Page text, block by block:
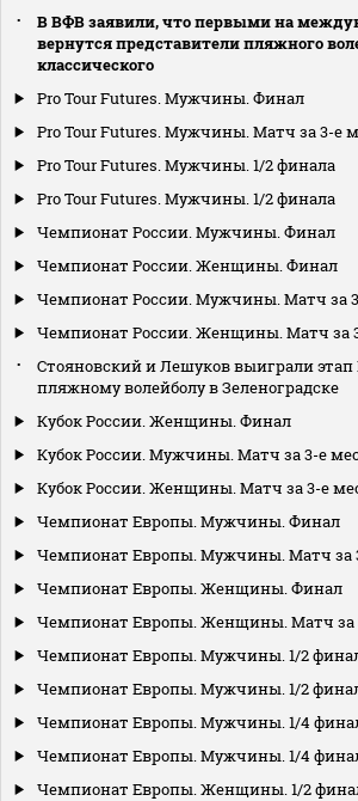
В ВФВ заявили, что первыми на
вернутся представители пляжного
классического
Pro Tour Futures. Мужчины. Финал
Pro Tour Futures. Мужчины. Матч за 3-е
Pro Tour Futures. Мужчины. 1/2 финала
Pro Tour Futures. Мужчины. 1/2 финала
Чемпионат России. Мужчины. Финал
Чемпионат России. Женщины. Финал
Чемпионат России. Мужчины. Матч за
Чемпионат России. Женщины. Матч за
Стояновский и Лешуков выиграли этап
пляжному волейболу в Зеленоградске
Кубок России. Женщины. Финал
Кубок России. Мужчины. Матч за 3-е
Кубок России. Женщины. Матч за 3-е
Чемпионат Европы. Мужчины. Финал
Чемпионат Европы. Мужчины. Матч за
Чемпионат Европы. Женщины. Финал
Чемпионат Европы. Женщины. Матч за
Чемпионат Европы. Мужчины. 1/2
Чемпионат Европы. Мужчины. 1/2
Чемпионат Европы. Мужчины. 1/4
Чемпионат Европы. Мужчины. 1/4
Чемпионат Европы. Женщины. 1/2